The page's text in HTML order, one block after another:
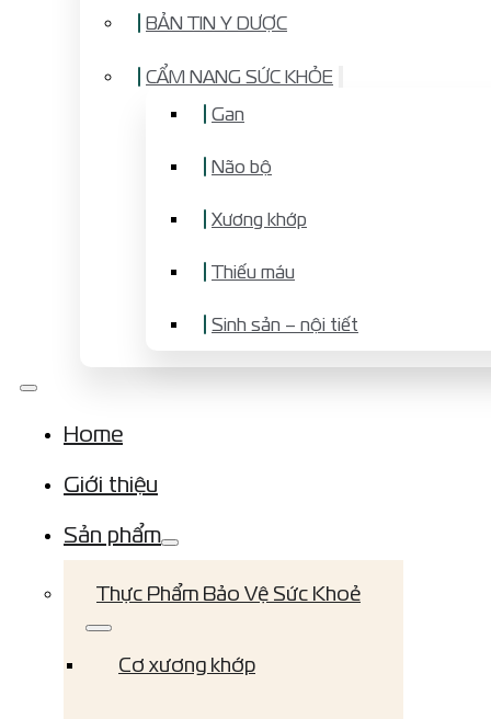
BẢN TIN Y DƯỢC
CẨM NANG SỨC KHỎE
Gan
Não bộ
Xương khớp
Thiếu máu
Sinh sản – nội tiết
Home
Giới thiệu
Sản phẩm
Thực Phẩm Bảo Vệ Sức Khoẻ
Cơ xương khớp